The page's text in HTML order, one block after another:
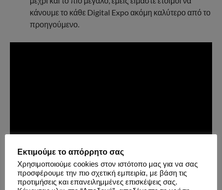
κάνουμε το κάθε Digital Expo ακόμη καλύτερο από το
προηγούμενο.
Εκτιμούμε το απόρρητο σας
Χρησιμοποιούμε cookies στον ιστότοπο μας για να σας
προσφέρουμε την πιο σχετική εμπειρία, με βάση τις
προτιμήσεις και επανειλημμένες επισκέψεις σας.